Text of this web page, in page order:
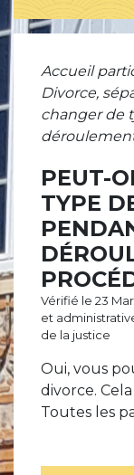
Accueil
Divorce,
changer de
PEUT-
TYPE
Vérifié le 23
et
de la justice
Oui, vous
divorce.
Toutes les